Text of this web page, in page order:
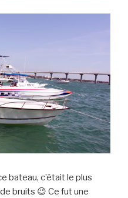
bateau, c’était le plus
bruits 😉 Ce fut une